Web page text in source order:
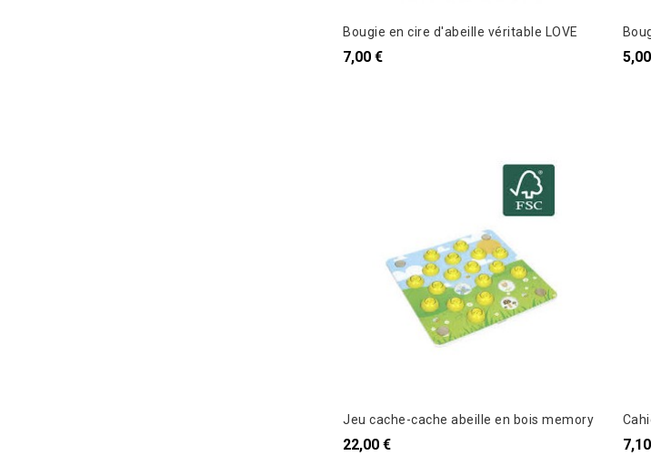
Bougie en cire d'abeille véritable LOVE
7,00 €
Jeu cache-cache abeille en bois memory
22,00 €